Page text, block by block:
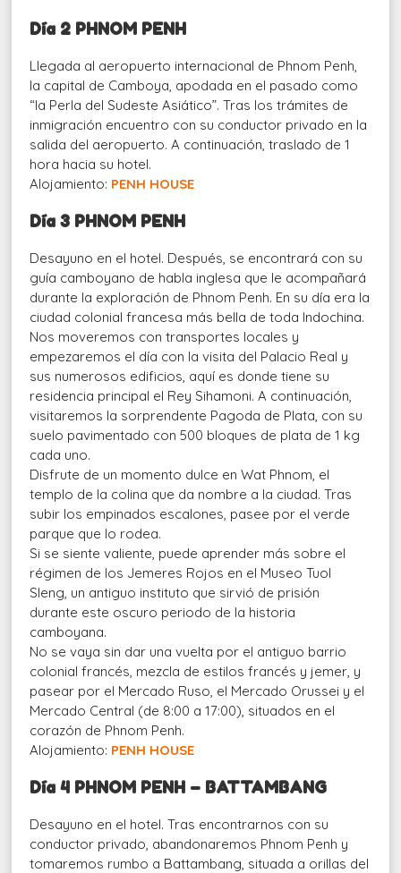
Día 2 PHNOM PENH
Llegada al aeropuerto internacional de Phnom Penh,
la capital de Camboya, apodada en el pasado como
“la Perla del Sudeste Asiático”. Tras los trámites de
inmigración encuentro con su conductor privado en la
salida del aeropuerto. A continuación, traslado de 1
hora hacia su hotel.
Alojamiento: PENH HOUSE
Día 3 PHNOM PENH
Desayuno en el hotel. Después, se encontrará con su
guía camboyano de habla inglesa que le acompañará
durante la exploración de Phnom Penh. En su día era la
ciudad colonial francesa más bella de toda Indochina.
Nos moveremos con transportes locales y
empezaremos el día con la visita del Palacio Real y
sus numerosos edificios, aquí es donde tiene su
residencia principal el Rey Sihamoni. A continuación,
visitaremos la sorprendente Pagoda de Plata, con su
suelo pavimentado con 500 bloques de plata de 1 kg
cada uno.
Disfrute de un momento dulce en Wat Phnom, el
templo de la colina que da nombre a la ciudad. Tras
subir los empinados escalones, pasee por el verde
parque que lo rodea.
Si se siente valiente, puede aprender más sobre el
régimen de los Jemeres Rojos en el Museo Tuol
Sleng, un antiguo instituto que sirvió de prisión
durante este oscuro periodo de la historia
camboyana.
No se vaya sin dar una vuelta por el antiguo barrio
colonial francés, mezcla de estilos francés y jemer, y
pasear por el Mercado Ruso, el Mercado Orussei y el
Mercado Central (de 8:00 a 17:00), situados en el
corazón de Phnom Penh.
Alojamiento: PENH HOUSE
Día 4 PHNOM PENH – BATTAMBANG
Desayuno en el hotel. Tras encontrarnos con su
conductor privado, abandonaremos Phnom Penh y
tomaremos rumbo a Battambang, situada a orillas del